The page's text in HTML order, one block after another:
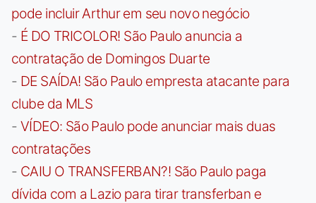
pode incluir Arthur em seu novo negócio
- É DO TRICOLOR! São Paulo anuncia a
contratação de Domingos Duarte
- DE SAÍDA! São Paulo empresta atacante para
clube da MLS
- VÍDEO: São Paulo pode anunciar mais duas
contratações
- CAIU O TRANSFERBAN?! São Paulo paga
dívida com a Lazio para tirar transferban e